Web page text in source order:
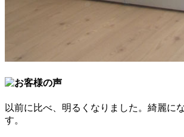
以前に比べ、明るくなりました。綺麗に
す。